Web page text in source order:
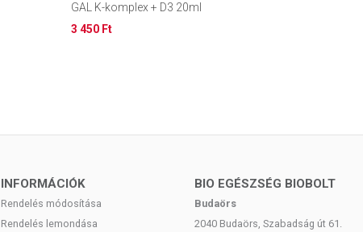
GAL K-komplex + D3 20ml
3 450 Ft
INFORMÁCIÓK
Rendelés módosítása
Rendelés lemondása
BIO EGÉSZSÉG BIOBOLT
Budaörs
2040 Budaörs, Szabadság út 61.